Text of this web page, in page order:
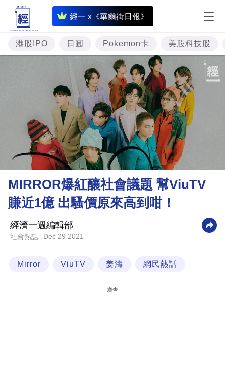
經一 x《華爾街日報》
即
時
財
經
題
投
資
樓
市
理
財
商
業
科
港股IPO 日圓 Pokemon卡 美股科技股
MIRROR爆紅釀社會議題 幫ViuTV
賺近1億 出騷價原來高到咁！
經濟一週編輯部
社會熱話 Dec 29 2021
Mirror ViuTV 姜濤 網民熱話
廣告